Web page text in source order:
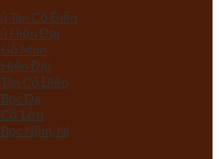
Tân Cổ Điển
Hiện Đại
Mun
Đại
Cổ Điển
Da
Lớn
Nệm, Nỉ